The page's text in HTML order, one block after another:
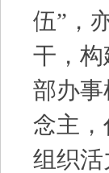
伍”，
干，
部办
念主
组织